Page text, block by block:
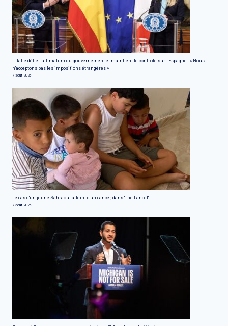
L'Italie défie l'ultimatum du gouvernement et maintient le contrôle sur l'Espagne : « Nous
n'acceptons pas les impositions étrangères »
7 août 2026
Le cas d'un jeune Sahraoui atteint d'un cancer, dans 'The Lancet'
7 août 2026